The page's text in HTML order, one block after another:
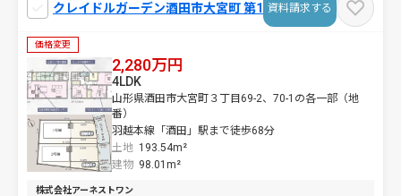
クレイドルガーデン酒田市大宮町 第1 資料請求する
価格変更
2,280万円
山形県酒田市大宮町３丁目69-2、70-1の各一部（地
番）
羽越本線「酒田」駅まで徒歩68分
土地 193.54m²
4LDK
建物 98.01m²
株式会社アーネストワン